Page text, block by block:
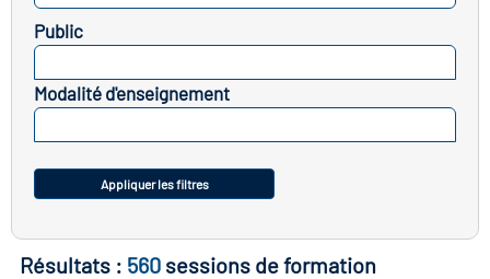
des secteurs(en
construction)
Public
Modalité d'enseignement
Appliquer les filtres
Résultats : 560 sessions de formation